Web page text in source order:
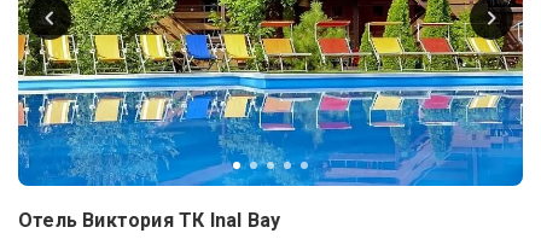
Отель Виктория ТК Inal Bay